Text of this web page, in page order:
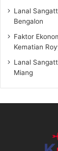
Lanal
Bengalon
Faktor
Kematian
Lanal
Miang